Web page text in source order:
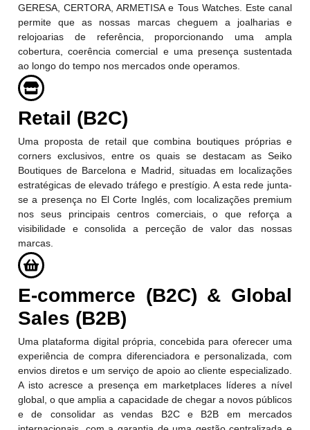
GERESA, CERTORA, ARMETISA e Tous Watches. Este canal
permite que as nossas marcas cheguem a joalharias e
relojoarias de referência, proporcionando uma ampla
cobertura, coerência comercial e uma presença sustentada
ao longo do tempo nos mercados onde operamos.
Retail (B2C)
Uma proposta de retail que combina boutiques próprias e
corners exclusivos, entre os quais se destacam as Seiko
Boutiques de Barcelona e Madrid, situadas em localizações
estratégicas de elevado tráfego e prestígio. A esta rede junta-
se a presença no El Corte Inglés, com localizações premium
nos seus principais centros comerciais, o que reforça a
visibilidade e consolida a perceção de valor das nossas
marcas.
E-commerce (B2C) & Global
Sales (B2B)
Uma plataforma digital própria, concebida para oferecer uma
experiência de compra diferenciadora e personalizada, com
envios diretos e um serviço de apoio ao cliente especializado.
A isto acresce a presença em marketplaces líderes a nível
global, o que amplia a capacidade de chegar a novos públicos
e de consolidar as vendas B2C e B2B em mercados